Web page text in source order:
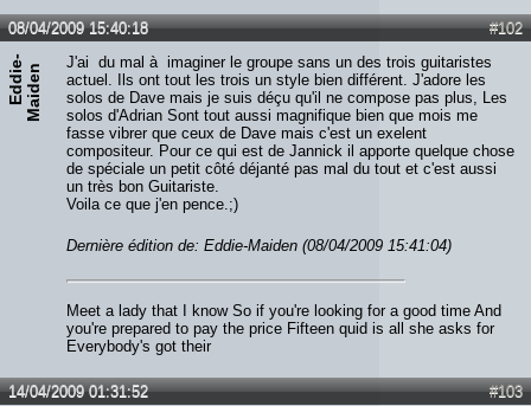
#102
08/04/2009 15:40:18
E
d
d
i
e
-
M
a
i
d
en
J'ai du mal à imaginer le groupe sans un des trois guitaristes
actuel. Ils ont tout les trois un style bien différent. J'adore les
solos de Dave mais je suis déçu qu'il ne compose pas plus, Les
solos d'Adrian Sont tout aussi magnifique bien que mois me
fasse vibrer que ceux de Dave mais c'est un exelent
compositeur. Pour ce qui est de Jannick il apporte quelque chose
de spéciale un petit côté déjanté pas mal du tout et c'est aussi
un très bon Guitariste.
Voila ce que j'en pence.;)
Dernière édition de: Eddie-Maiden (08/04/2009 15:41:04)
Meet a lady that I know So if you're looking for a good time And
you're prepared to pay the price Fifteen quid is all she asks for
Everybody's got their
#103
14/04/2009 01:31:52